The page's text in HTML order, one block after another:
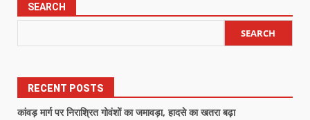
SEARCH
SEARCH
RECENT POSTS
कांवड़ मार्ग पर निराश्रित गोवंशों का जमावड़ा, हादसे का खतरा बढ़ा